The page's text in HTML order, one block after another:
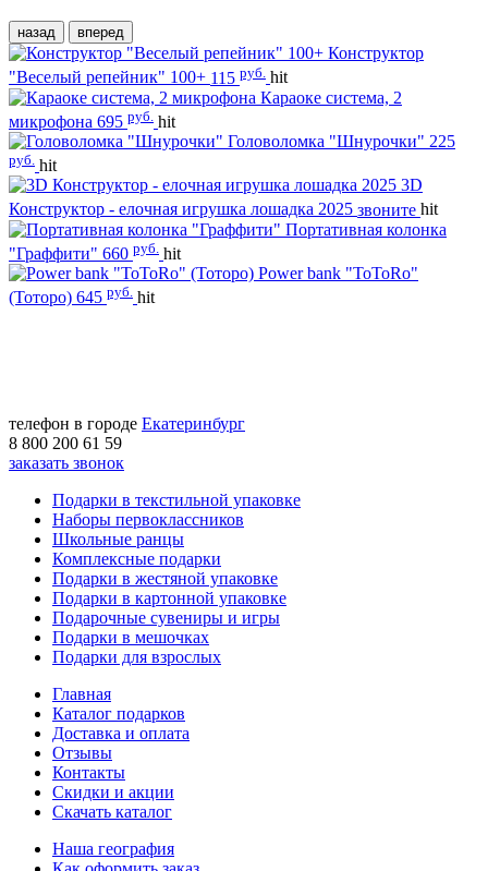
назад вперед
Конструктор
"Веселый репейник" 100+ 115 руб. hit
Караоке система, 2
микрофона 695 руб. hit
Головоломка "Шнурочки" 225
руб. hit
3D
Конструктор - елочная игрушка лошадка 2025 звоните hit
Портативная колонка
"Граффити" 660 руб. hit
Power bank "ToToRo"
(Тоторо) 645 руб. hit
телефон в городе Екатеринбург
8 800 200 61 59
заказать звонок
Подарки в текстильной упаковке
Наборы первоклассников
Школьные ранцы
Комплексные подарки
Подарки в жестяной упаковке
Подарки в картонной упаковке
Подарочные сувениры и игры
Подарки в мешочках
Подарки для взрослых
Главная
Каталог подарков
Доставка и оплата
Отзывы
Контакты
Скидки и акции
Скачать каталог
Наша география